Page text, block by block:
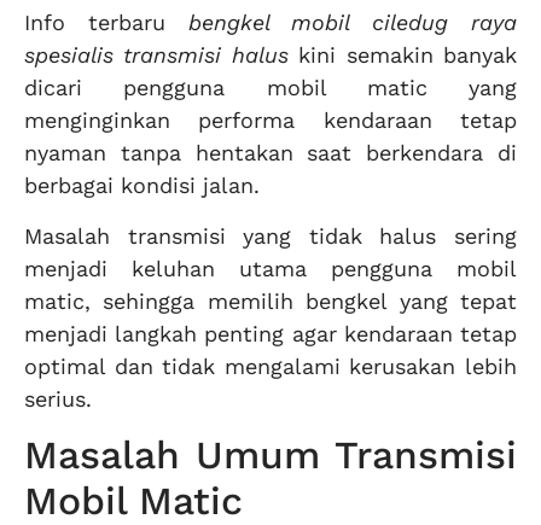
Info terbaru bengkel mobil ciledug raya
spesialis transmisi haluskini semakin banyak
dicari pengguna mobil matic yang
menginginkan performa kendaraan tetap
nyaman tanpa hentakan saat berkendara di
berbagai kondisi jalan.
Masalah transmisi yang tidak halus sering
menjadi keluhan utama pengguna mobil
matic, sehingga memilih bengkel yang tepat
menjadi langkah penting agar kendaraan tetap
optimal dan tidak mengalami kerusakan lebih
serius.
Masalah Umum Transmisi
Mobil Matic